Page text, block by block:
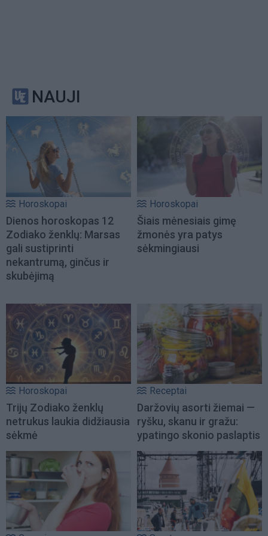
NAUJI
Horoskopai
Dienos horoskopas 12
Zodiako ženklų: Marsas
gali sustiprinti
nekantrumą, ginčus ir
skubėjimą
Horoskopai
Šiais mėnesiais gimę
žmonės yra patys
sėkmingiausi
Horoskopai
Trijų Zodiako ženklų
netrukus laukia didžiausia
sėkmė
Receptai
Daržovių asorti žiemai —
ryšku, skanu ir gražu:
ypatingo skonio paslaptis